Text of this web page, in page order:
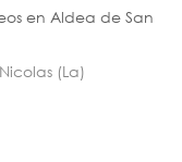
en Aldea de San
(La)